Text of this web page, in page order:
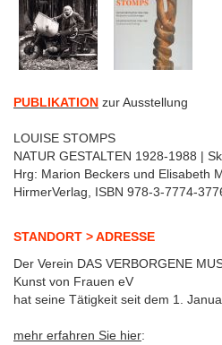
PUBLIKATION zur Ausstellung
LOUISE STOMPS
NATUR GESTALTEN 1928-1988 |
Hrg: Marion Beckers und Elisabeth
HirmerVerlag, ISBN 978-3-7774-
STANDORT > ADRESSE
Der Verein DAS VERBORGENE
Kunst von Frauen eV
hat seine Tätigkeit seit dem 1.
mehr erfahren Sie hier: